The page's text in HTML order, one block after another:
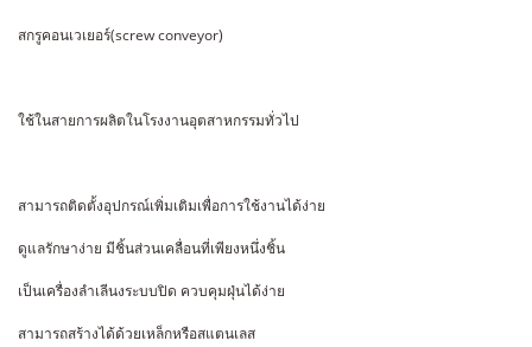
สกรูคอนเวเยอร์(screw conveyor)
ใช้ในสายการผลิตในโรงงานอุตสาหกรรมทั่วไป
สามารถติดตั้งอุปกรณ์เพิ่มเติมเพื่อการใช้งานได้ง่าย
ดูแลรักษาง่าย มีชิ้นส่วนเคลื่อนที่เพียงหนึ่งชิ้น
เป็นเครื่องลำเลีนงระบบปิด ควบคุมฝุ่นได้ง่าย
สามารถสร้างได้ด้วยเหล็กหรือสแตนเลส